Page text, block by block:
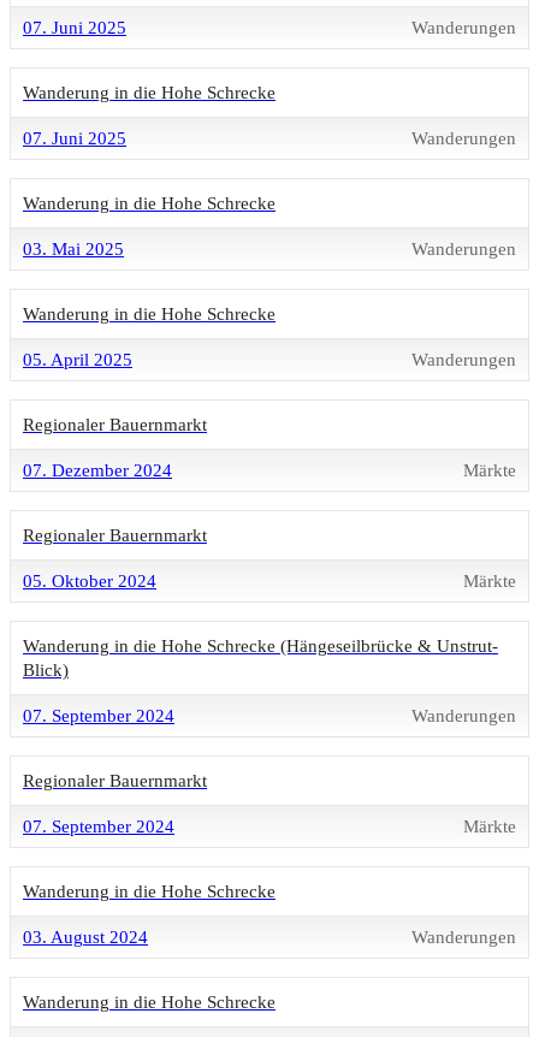
07. Juni 2025 Wanderungen
Wanderung in die Hohe Schrecke
07. Juni 2025 Wanderungen
Wanderung in die Hohe Schrecke
03. Mai 2025 Wanderungen
Wanderung in die Hohe Schrecke
05. April 2025 Wanderungen
Regionaler Bauernmarkt
07. Dezember 2024 Märkte
Regionaler Bauernmarkt
05. Oktober 2024 Märkte
Wanderung in die Hohe Schrecke (Hängeseilbrücke & Unstrut-
Blick)
07. September 2024 Wanderungen
Regionaler Bauernmarkt
07. September 2024 Märkte
Wanderung in die Hohe Schrecke
03. August 2024 Wanderungen
Wanderung in die Hohe Schrecke